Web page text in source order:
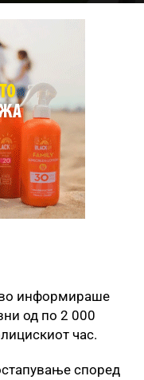
информираше
од по 2 000
час.
според